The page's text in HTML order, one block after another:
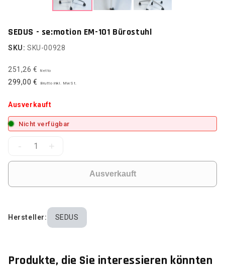
SEDUS - se:motion EM-101 Bürostuhl
SKU: SKU-00928
251,26 € Netto
299,00 € Brutto inkl. MwSt.
Ausverkauft
Nicht verfügbar
- +
Ausverkauft
Hersteller: SEDUS
Produkte, die Sie interessieren könnten